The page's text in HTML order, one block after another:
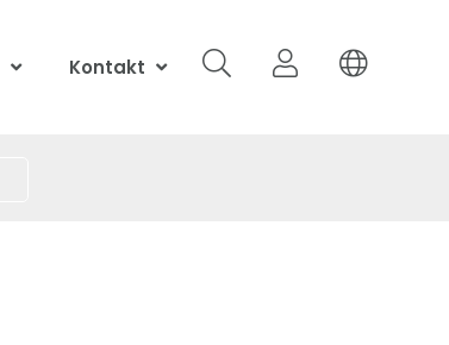
Kontakt